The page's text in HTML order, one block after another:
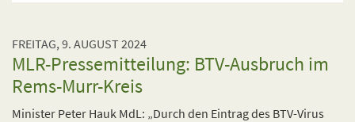
FREITAG, 9. AUGUST 2024
MLR-Pressemitteilung: BTV-Ausbruch im
Rems-Murr-Kreis
Minister Peter Hauk MdL: „Durch den Eintrag des BTV-Virus